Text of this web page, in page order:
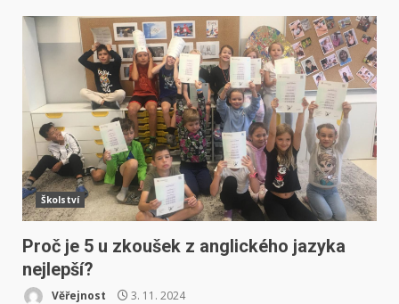
Školství
Proč je 5 u zkoušek z anglického jazyka
nejlepší?
Věřejnost 3. 11. 2024